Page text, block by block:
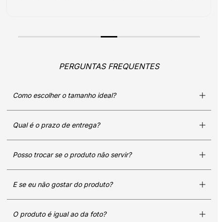
PERGUNTAS FREQUENTES
Como escolher o tamanho ideal?
Qual é o prazo de entrega?
Posso trocar se o produto não servir?
E se eu não gostar do produto?
O produto é igual ao da foto?